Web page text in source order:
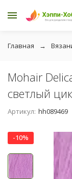
Главная
Mohair
светлый
Артикул: hh089469
-10%